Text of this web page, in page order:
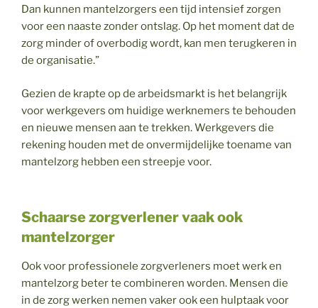
Dan kunnen mantelzorgers een tijd intensief zorgen
voor een naaste zonder ontslag. Op het moment dat de
zorg minder of overbodig wordt, kan men terugkeren in
de organisatie.”
Gezien de krapte op de arbeidsmarkt is het belangrijk
voor werkgevers om huidige werknemers te behouden
en nieuwe mensen aan te trekken. Werkgevers die
rekening houden met de onvermijdelijke toename van
mantelzorg hebben een streepje voor.
Schaarse zorgverlener vaak ook
mantelzorger
Ook voor professionele zorgverleners moet werk en
mantelzorg beter te combineren worden. Mensen die
in de zorg werken nemen vaker ook een hulptaak voor